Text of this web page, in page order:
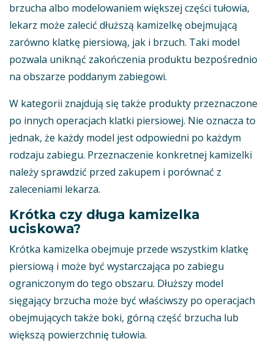
brzucha albo modelowaniem większej części tułowia,
lekarz może zalecić dłuższą kamizelkę obejmującą
zarówno klatkę piersiową, jak i brzuch. Taki model
pozwala uniknąć zakończenia produktu bezpośrednio
na obszarze poddanym zabiegowi.
W kategorii znajdują się także produkty przeznaczone
po innych operacjach klatki piersiowej. Nie oznacza to
jednak, że każdy model jest odpowiedni po każdym
rodzaju zabiegu. Przeznaczenie konkretnej kamizelki
należy sprawdzić przed zakupem i porównać z
zaleceniami lekarza.
Krótka czy długa kamizelka
uciskowa?
Krótka kamizelka obejmuje przede wszystkim klatkę
piersiową i może być wystarczająca po zabiegu
ograniczonym do tego obszaru. Dłuższy model
sięgający brzucha może być właściwszy po operacjach
obejmujących także boki, górną część brzucha lub
większą powierzchnię tułowia.